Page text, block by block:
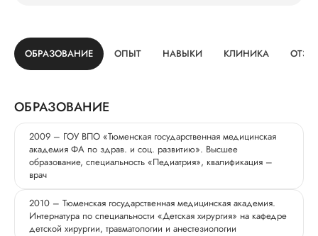
ОБРАЗОВАНИЕ ОПЫТ НАВЫКИ КЛИНИКА
ОБРАЗОВАНИЕ
2009 – ГОУ ВПО «Тюменская государственная медицинская
академия ФА по здрав. и соц. развитию». Высшее
образование, специальность «Педиатрия», квалификация –
врач
2010 – Тюменская государственная медицинская академия.
Интернатура по специальности «Детская хирургия» на кафедре
детской хирургии, травматологии и анестезиологии